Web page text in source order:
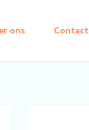
ons Contact